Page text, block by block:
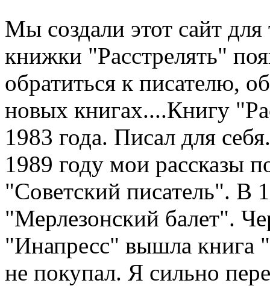
Мы создали этот сайт
книжки "Расстрелять"
обратиться к писателю,
новых книгах....Книгу
1983 года. Писал для
1989 году мои рассказы
"Советский писатель". В
"Мерлезонский балет".
"Инапресс" вышла книга
не покупал. Я сильно